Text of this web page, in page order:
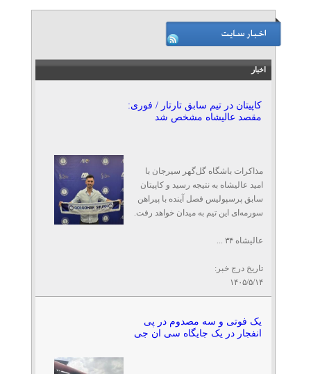
اخبار
کاپیتان در تیم سابق تارتار / فوری:
مقصد عالیشاه مشخص شد
مذاکرات باشگاه گل‌گهر سیرجان با
امید عالیشاه به نتیجه رسید و کاپیتان
سابق پرسپولیس فصل آینده با پیراهن
سورمه‌ای این تیم به میدان خواهد رفت.
عالیشاه ۳۴ ...
تاریخ درج خبر:
۱۴۰۵/۵/۱۴
یک فوتی و سه مصدوم در پی
انفجار در یک جایگاه سی ان جی